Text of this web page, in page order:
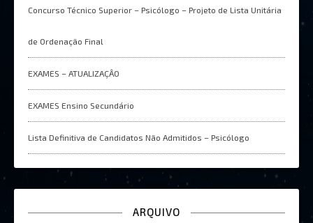
Concurso Técnico Superior – Psicólogo – Projeto de Lista Unitária
de Ordenação Final
EXAMES – ATUALIZAÇÂO
EXAMES Ensino Secundário
Lista Definitiva de Candidatos Não Admitidos – Psicólogo
ARQUIVO